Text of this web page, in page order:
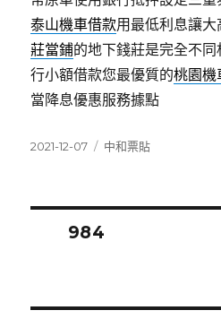
泰山機車借款用最低利息讓
莊當鋪的地下錢莊是完全不
行小額借款您最優質的桃園機
當降息優惠服務據點
發
2021-12-07
分
中和票貼
頁次984